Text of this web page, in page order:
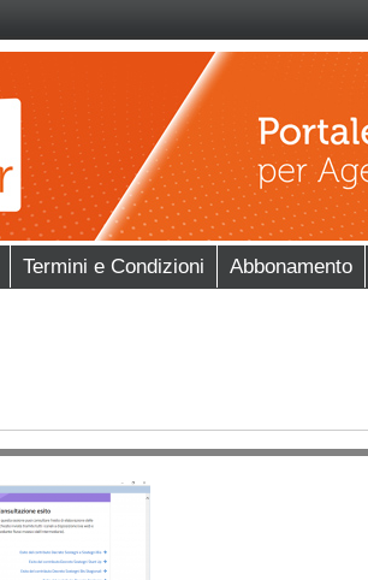
Termini e Condizioni Abbonamento